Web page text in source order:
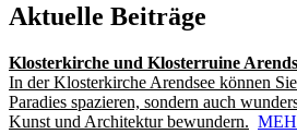
Aktuelle Beiträge
Klosterkirche und Klosterruine
In der Klosterkirche Arendsee können
Paradies spazieren, sondern auch
Kunst und Architektur bewundern.